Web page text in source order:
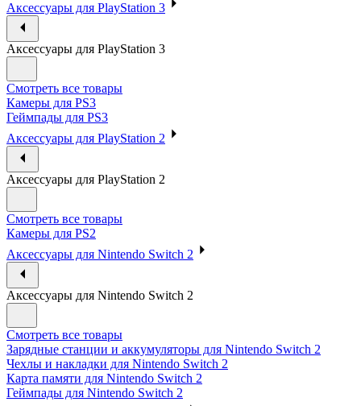
Аксессуары для PlayStation 3
Аксессуары для PlayStation 3
Смотреть все товары
Камеры для PS3
Геймпады для PS3
Аксессуары для PlayStation 2
Аксессуары для PlayStation 2
Смотреть все товары
Камеры для PS2
Аксессуары для Nintendo Switch 2
Аксессуары для Nintendo Switch 2
Смотреть все товары
Зарядные станции и аккумуляторы для Nintendo Switch 2
Чехлы и накладки для Nintendo Switch 2
Карта памяти для Nintendo Switch 2
Геймпады для Nintendo Switch 2